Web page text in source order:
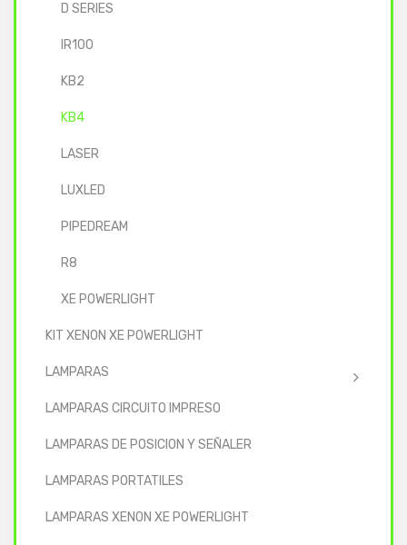
D SERIES
IR100
KB2
KB4
LASER
LUXLED
PIPEDREAM
R8
XE POWERLIGHT
KIT XENON XE POWERLIGHT
LAMPARAS
LAMPARAS CIRCUITO IMPRESO
LAMPARAS DE POSICION Y SEÑALER
LAMPARAS PORTATILES
LAMPARAS XENON XE POWERLIGHT